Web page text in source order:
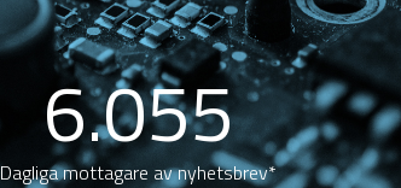
6.055
Dagliga mottagare av nyhetsbrev*